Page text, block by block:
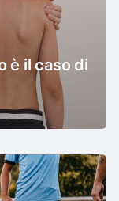
è il caso di